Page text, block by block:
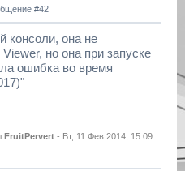
#42
консоли, она не
но она при запуске
ошибка во время
FruitPervert - Вт, 11 Фев 2014, 15:09